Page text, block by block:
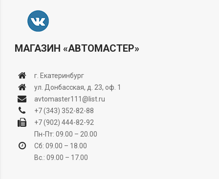
МАГАЗИН «АВТОМАСТЕР»
г. Екатеринбург
ул. Донбасская, д. 23, оф. 1
avtomaster111@list.ru
+7 (343) 352-82-88
+7 (902) 444-82-92
Пн-Пт: 09.00 – 20.00
Сб: 09.00 – 18.00
Вс.: 09.00 – 17.00